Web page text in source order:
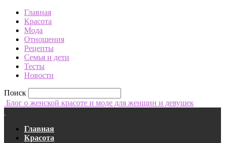
Главная
Красота
Мода
Отношения
Рецепты
Семья и дети
Тесты
Новости
Поиск
Блог о женской красоте и моде для женщин и девушек
Главная
Красота